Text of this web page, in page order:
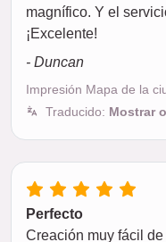
magnífico. Y el
¡Excelente!
- Duncan
Impresión Mapa de la
Traducido: Mostrar
Perfecto
Creación muy fácil